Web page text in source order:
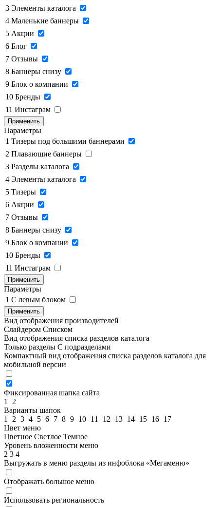
3 Элементы каталога
4 Маленькие баннеры
5 Акции
6 Блог
7 Отзывы
8 Баннеры снизу
9 Блок о компании
10 Бренды
11 Инстаграм
Применить
Параметры
1 Тизеры под большими баннерами
2 Плавающие баннеры
3 Разделы каталога
4 Элементы каталога
5 Тизеры
6 Акции
7 Отзывы
8 Баннеры снизу
9 Блок о компании
10 Бренды
11 Инстаграм
Применить
Параметры
1 C левым блоком
Применить
Вид отображения производителей
Слайдером Списком
Вид отображения списка разделов каталога
Только разделы С подразделами
Компактный вид отображения списка разделов каталога для
мобильной версии
Фиксированная шапка сайта
1
2
Варианты шапок
1
2 3 4 5 6 7 8 9 10 11 12 13 14 15 16 17
Цвет меню
Цветное Светлое Темное
Уровень вложенности меню
2 3 4
Выгружать в меню разделы из инфоблока «Мегаменю»
Отображать большое меню
Использовать региональность